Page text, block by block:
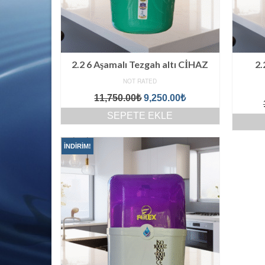
2.2 6 Aşamalı Tezgah altı CİHAZ
NOT RATED
11,750.00₺ Orijinal
fiyat:
11,750.00₺.
9,250.00₺Şu
andaki
SEPETE EKLE
İNDIRIM!